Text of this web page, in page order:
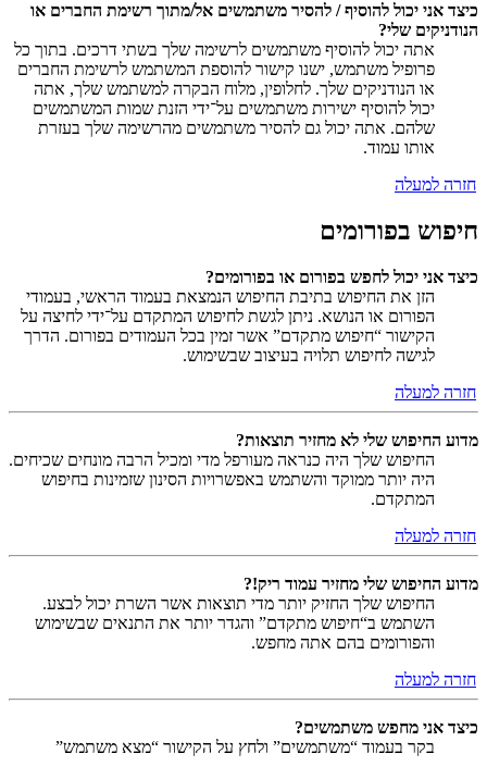
כיצד אני יכול להוסיף / להסיר משתמשים אל/מתוך רשימת החברים או
הנודניקים שלי?
אתה יכול להוסיף משתמשים לרשימה שלך בשתי דרכים. בתוך כל
פרופיל משתמש, ישנו קישור להוספת המשתמש לרשימת החברים
או הנודניקים שלך. לחלופין, מלוח הבקרה למשתמש שלך, אתה
יכול להוסיף ישירות משתמשים על־ידי הזנת שמות המשתמשים
שלהם. אתה יכול גם להסיר משתמשים מהרשימה שלך בעזרת
אותו עמוד.
חזרה למעלה
חיפוש בפורומים
כיצד אני יכול לחפש בפורום או בפורומים?
הזן את החיפוש בתיבת החיפוש הנמצאת בעמוד הראשי, בעמודי
הפורום או הנושא. ניתן לגשת לחיפוש המתקדם על־ידי לחיצה על
הקישור “חיפוש מתקדם” אשר זמין בכל העמודים בפורום. הדרך
לגישה לחיפוש תלויה בעיצוב שבשימוש.
חזרה למעלה
מדוע החיפוש שלי לא מחזיר תוצאות?
החיפוש שלך היה כנראה מעורפל מדי ומכיל הרבה מונחים שכיחים.
היה יותר ממוקד והשתמש באפשרויות הסינון שזמינות בחיפוש
המתקדם.
חזרה למעלה
מדוע החיפוש שלי מחזיר עמוד ריק!?
החיפוש שלך החזיק יותר מדי תוצאות אשר השרת יכול לבצע.
השתמש ב“חיפוש מתקדם” והגדר יותר את התנאים שבשימוש
והפורומים בהם אתה מחפש.
חזרה למעלה
כיצד אני מחפש משתמשים?
בקר בעמוד “משתמשים” ולחץ על הקישור “מצא משתמש”